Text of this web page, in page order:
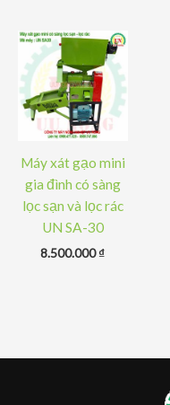
Máy xát gạo mini
gia đình có sàng
lọc sạn và lọc rác
UN SA-30
8.500.000₫